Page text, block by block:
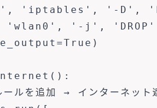
'iptables', '-D',
'wlan0', '-j', 'DROP'
ルを追加 → インターネット